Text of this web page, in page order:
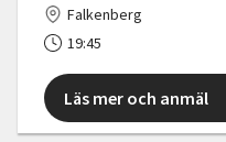
Falkenberg
19:45
Läs mer och anmäl